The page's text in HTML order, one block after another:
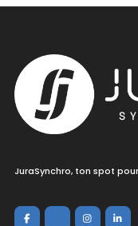
JuraSynchro, ton spot